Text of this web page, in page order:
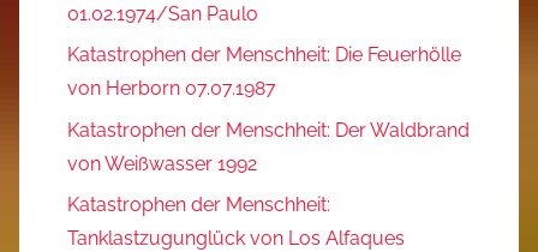
01.02.1974/San Paulo
Katastrophen der Menschheit: Die Feuerhölle
von Herborn 07.07.1987
Katastrophen der Menschheit: Der Waldbrand
von Weißwasser 1992
Katastrophen der Menschheit:
Tanklastzugunglück von Los Alfaques